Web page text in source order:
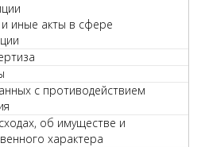
иные акты в сфере
с противодействием
об имуществе и
характера